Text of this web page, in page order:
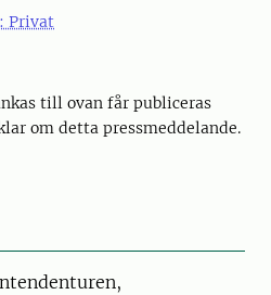
Privat
till ovan får publiceras
om detta pressmeddelande.